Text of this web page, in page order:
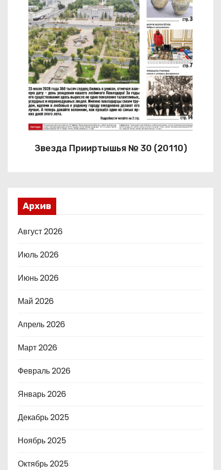
Звезда Прииртышья № 30 (20110)
Архив
Август 2026
Июль 2026
Июнь 2026
Май 2026
Апрель 2026
Март 2026
Февраль 2026
Январь 2026
Декабрь 2025
Ноябрь 2025
Октябрь 2025